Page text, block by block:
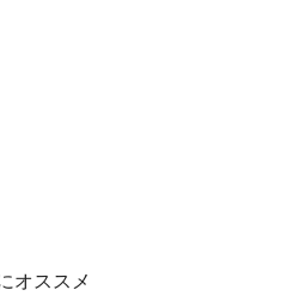
オススメ